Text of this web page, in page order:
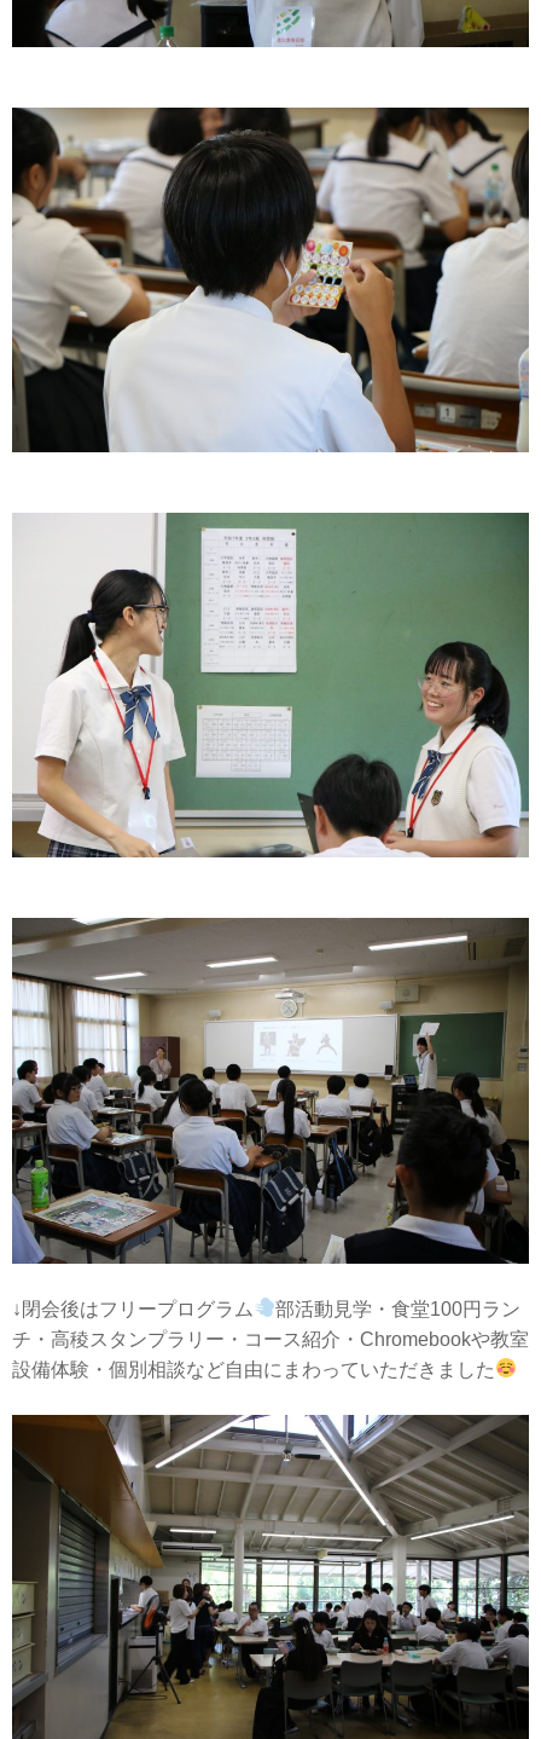
↓閉会後はフリープログラム
部活動見学・食堂100円ラン
チ・高稜スタンプラリー・コース紹介・Chromebookや教室
設備体験・個別相談など自由にまわっていただきました